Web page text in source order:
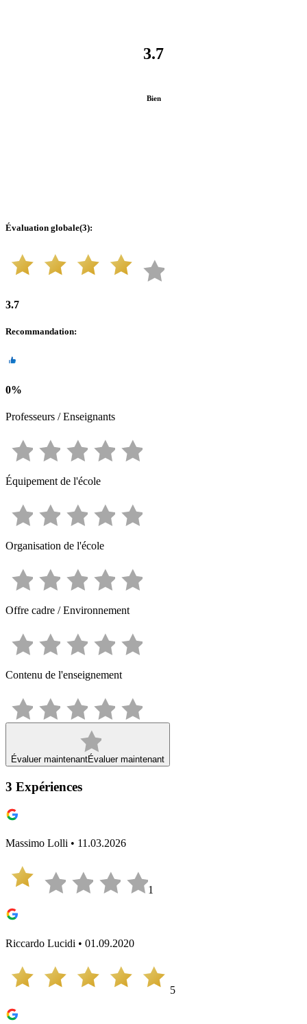
3.7
Bien
Évaluation globale(3):
3.7
Recommandation:
0%
Professeurs / Enseignants
Équipement de l'école
Organisation de l'école
Offre cadre / Environnement
Contenu de l'enseignement
Évaluer maintenantÉvaluer maintenant
3 Expériences
Massimo Lolli • 11.03.2026
1
Riccardo Lucidi • 01.09.2020
5